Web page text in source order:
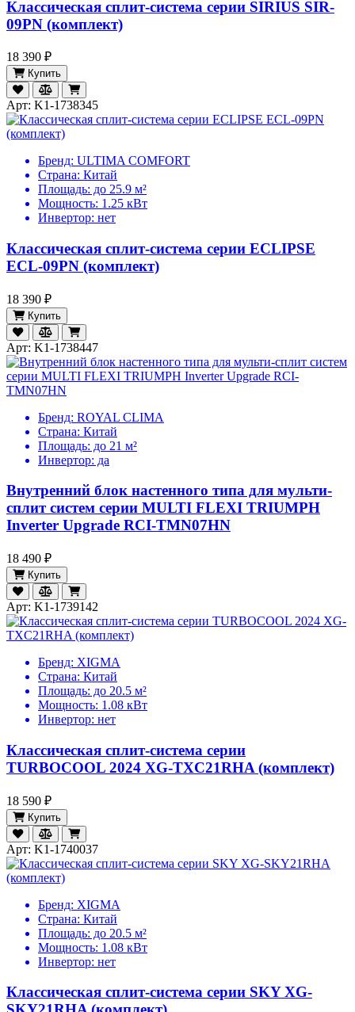
Классическая сплит-система серии SIRIUS SIR-
09PN (комплект)
18 390 ₽
Купить
Арт: K1-1738345
Бренд: ULTIMA COMFORT
Страна: Китай
Площадь: до 25.9 м²
Мощность: 1.25 кВт
Инвертор: нет
Классическая сплит-система серии ECLIPSE
ECL-09PN (комплект)
18 390 ₽
Купить
Арт: K1-1738447
Бренд: ROYAL CLIMA
Страна: Китай
Площадь: до 21 м²
Инвертор: да
Внутренний блок настенного типа для мульти-
сплит систем серии MULTI FLEXI TRIUMPH
Inverter Upgrade RCI-TMN07HN
18 490 ₽
Купить
Арт: K1-1739142
Бренд: XIGMA
Страна: Китай
Площадь: до 20.5 м²
Мощность: 1.08 кВт
Инвертор: нет
Классическая сплит-система серии
TURBOCOOL 2024 XG-TXC21RHA (комплект)
18 590 ₽
Купить
Арт: K1-1740037
Бренд: XIGMA
Страна: Китай
Площадь: до 20.5 м²
Мощность: 1.08 кВт
Инвертор: нет
Классическая сплит-система серии SKY XG-